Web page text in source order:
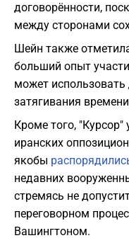
договорённости,
между сторонами
Шейн также
больший опыт
может
затягивания
Кроме того,
иранских
якобы
недавних
стремясь не
переговорном
Вашингтоном.